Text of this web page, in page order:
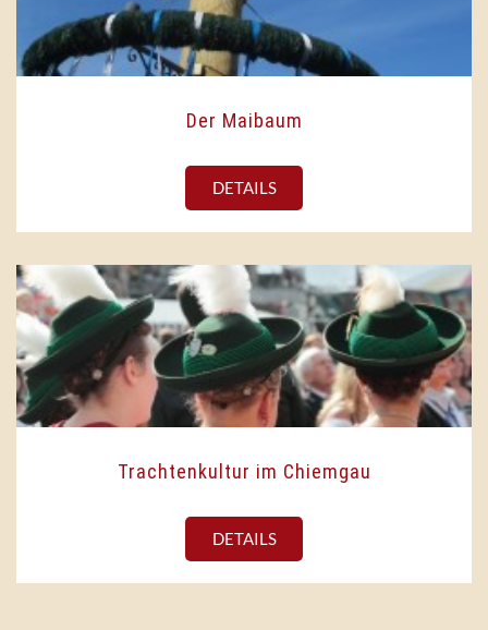
Der Maibaum
DETAILS
Trachtenkultur im Chiemgau
DETAILS